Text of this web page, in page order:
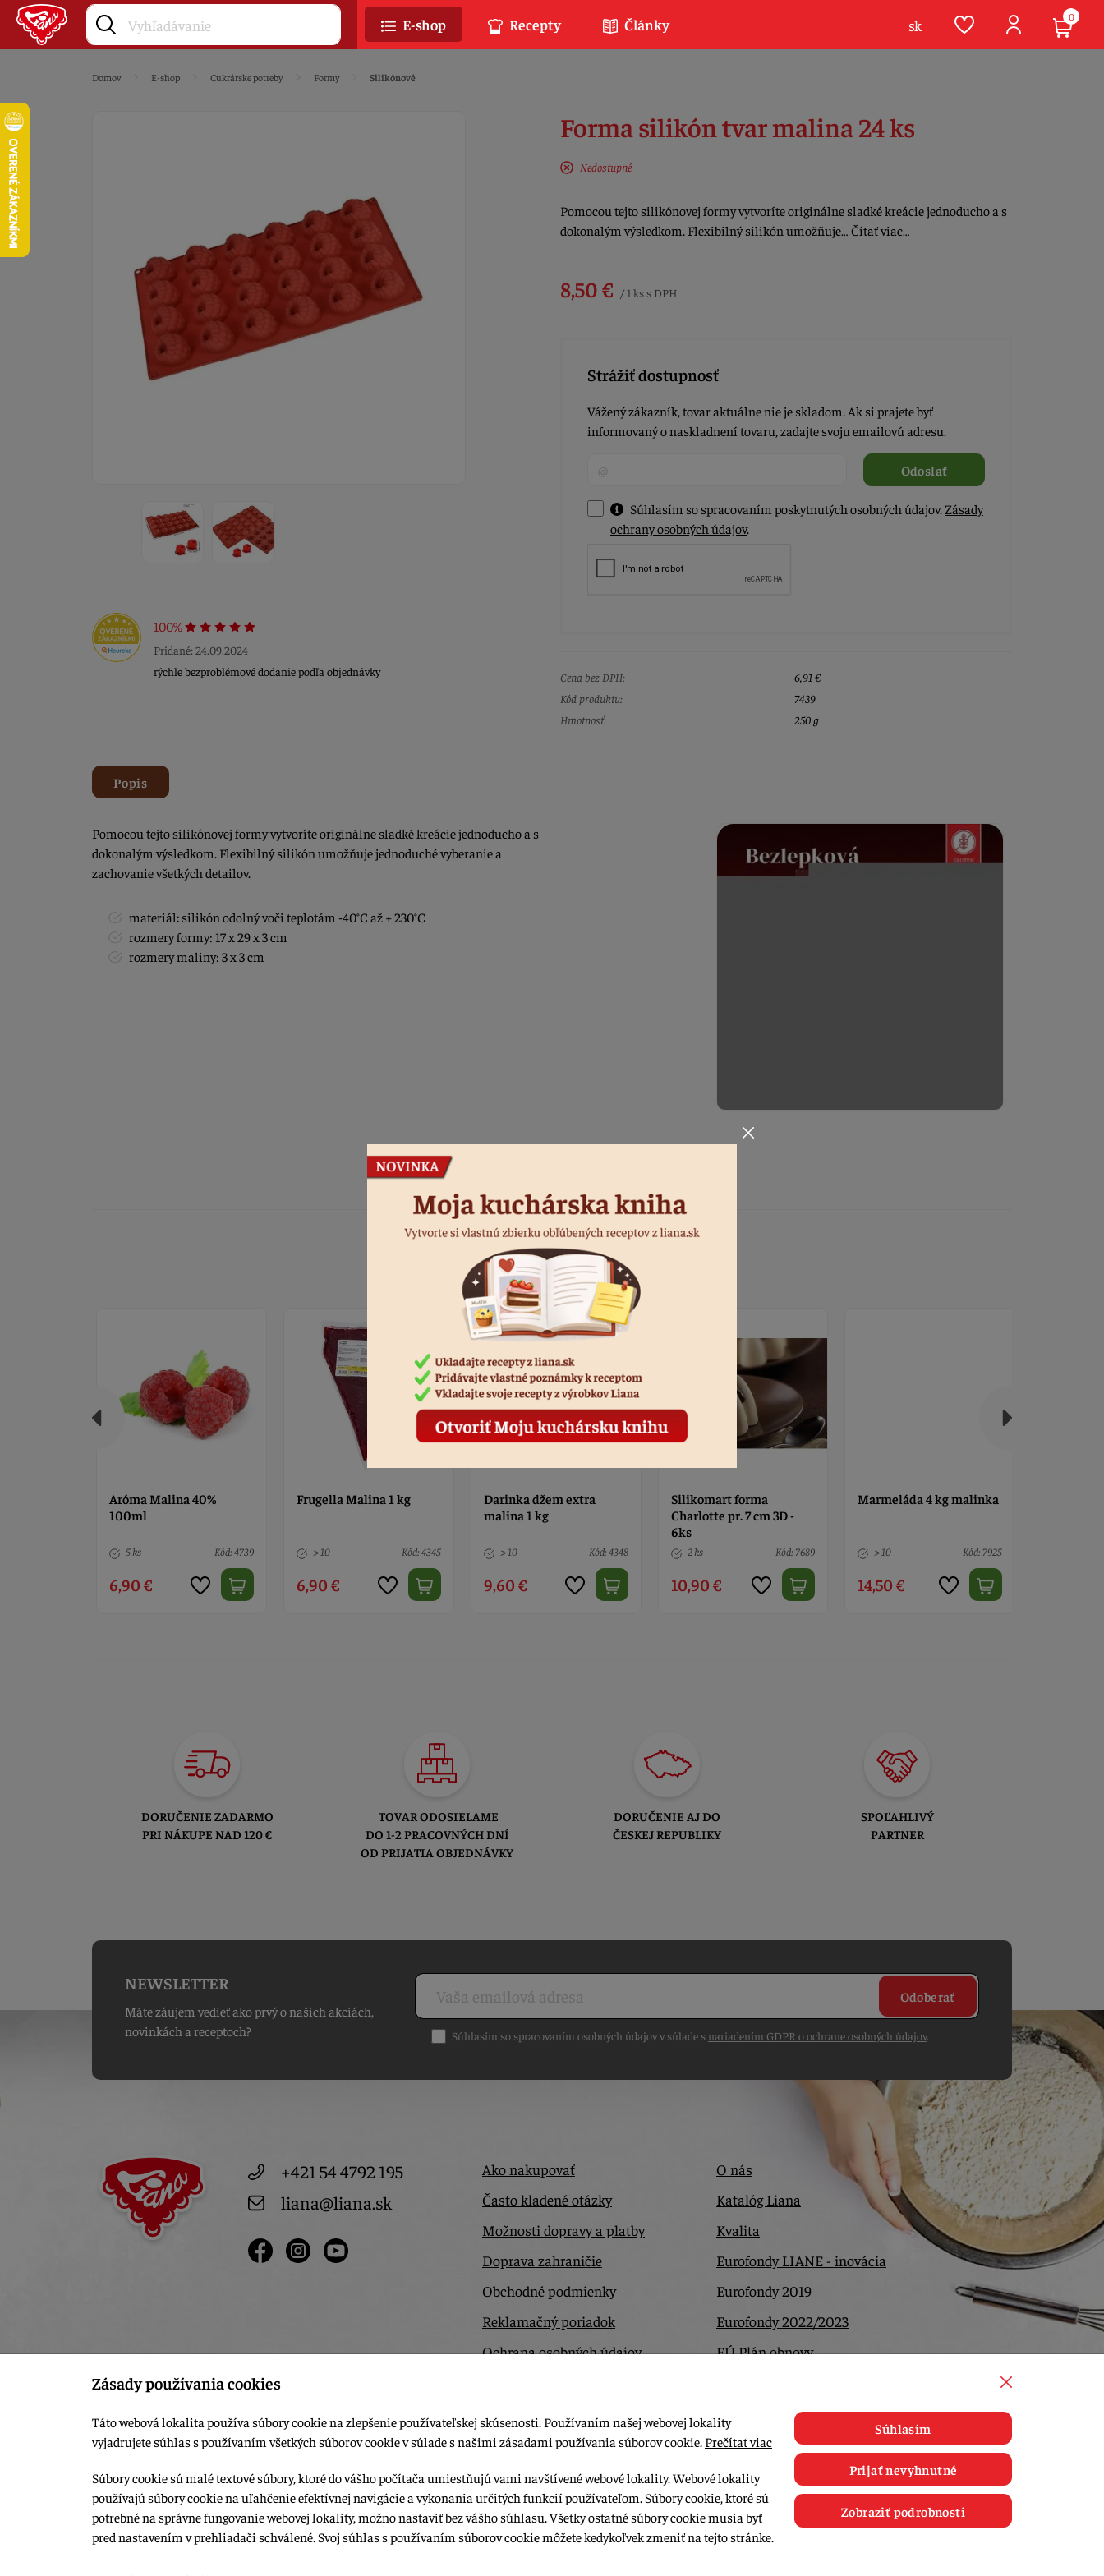
Domov E-shop Cukrárske potreby Formy Silikónové
100%
Pridané: 24.09.2024
rýchle bezproblémové dodanie podľa objednávky
Forma silikón tvar malina 24 ks
Nedostupné
Pomocou tejto silikónovej formy vytvoríte originálne sladké kreácie jednoducho a s
dokonalým výsledkom. Flexibilný silikón umožňuje… Čítať viac…
8,50 € / 1 ks s DPH
Strážiť dostupnosť
Vážený zákazník, tovar aktuálne nie je skladom. Ak si prajete byť
informovaný o naskladnení tovaru, zadajte svoju emailovú adresu.
Odoslať
Súhlasím so spracovaním poskytnutých osobných údajov.Zásady
ochrany osobných údajov.
Cena bez DPH:
6,91 €
Kód produktu:
7439
Hmotnosť:
250 g
Popis
Pomocou tejto silikónovej formy vytvoríte originálne sladké kreácie jednoducho a s
dokonalým výsledkom. Flexibilný silikón umožňuje jednoduché vyberanie a
zachovanie všetkých detailov.
materiál: silikón odolný voči teplotám -40°C až + 230°C
rozmery formy: 17 x 29 x 3 cm
rozmery maliny: 3 x 3 cm
Podobné produkty
Aróma Malina 40%
100ml
5 ks Kód: 4739
6,90 €
Frugella Malina 1 kg
> 10 Kód: 4345
6,90 €
Darinka džem extra
malina 1 kg
> 10 Kód: 4348
9,60 €
Silikomart forma
Charlotte pr. 7 cm 3D -
6ks
2 ks Kód: 7689
10,90 €
Marmeláda 4 kg malinka
> 10 Kód: 7925
14,50 €
DORUČENIE ZADARMO
PRI NÁKUPE NAD 120 €
TOVAR ODOSIELAME
DO 1-2 PRACOVNÝCH DNÍ
OD PRIJATIA OBJEDNÁVKY
DORUČENIE AJ DO
ČESKEJ REPUBLIKY
SPOĽAHLIVÝ
PARTNER
NEWSLETTER
Máte záujem vedieť ako prvý o našich akciách,
novinkách a receptoch?
Odoberať
Súhlasím so spracovaním osobných údajov v súlade snariadením GDPR o ochrane osobných údajov.
+421 54 4792 195
liana@liana.sk
Ako nakupovať
Často kladené otázky
Možnosti dopravy a platby
Doprava zahraničie
Obchodné podmienky
Reklamačný poriadok
Ochrana osobných údajov
O nás
Katalóg Liana
Kvalita
Eurofondy LIANE - inovácia
Eurofondy 2019
Eurofondy 2022/2023
EÚ Plán obnovy
© 2015-2026, LIANA GOLIAŠ s.r.o. všetky práva vyhradené.
Upraviť nastavenia Cookies
E-shop Recepty Články sk 0
Zásady používania cookies
Táto webová lokalita používa súbory cookie na zlepšenie používateľskej skúsenosti. Používaním našej webovej lokality
vyjadrujete súhlas s používaním všetkých súborov cookie v súlade s našimi zásadami používania súborov cookie. Prečítať viac
Súbory cookie sú malé textové súbory, ktoré do vášho počítača umiestňujú vami navštívené webové lokality. Webové lokality
používajú súbory cookie na uľahčenie efektívnej navigácie a vykonania určitých funkcií používateľom. Súbory cookie, ktoré sú
potrebné na správne fungovanie webovej lokality, možno nastaviť bez vášho súhlasu. Všetky ostatné súbory cookie musia byť
pred nastavením v prehliadači schválené. Svoj súhlas s používaním súborov cookie môžete kedykoľvek zmeniť na tejto stránke.
Súhlasím
Prijať nevyhnutné
Zobraziť podrobnosti